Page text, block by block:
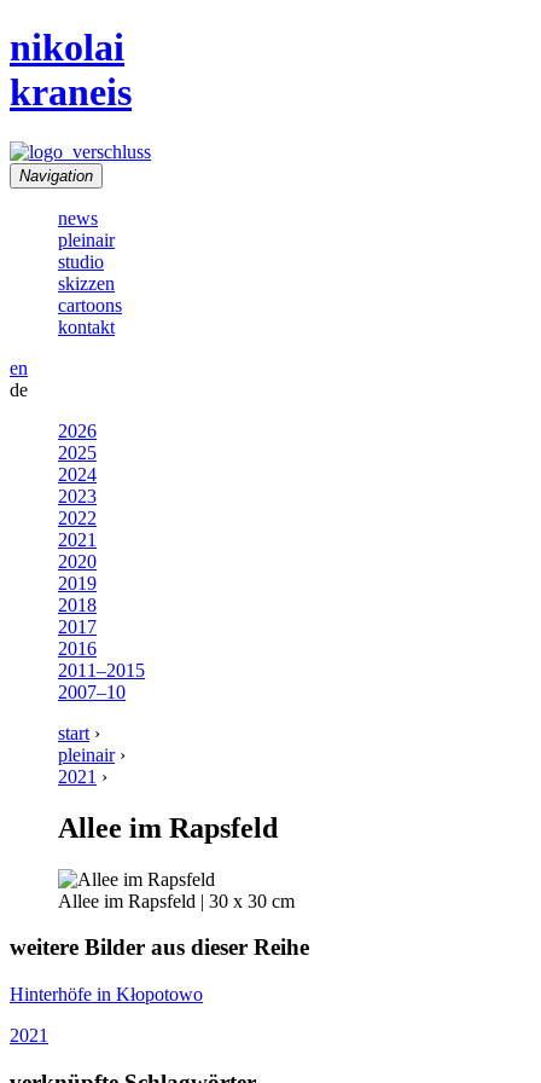
nikolai
kraneis
Navigation
news
pleinair
studio
skizzen
cartoons
kontakt
en
de
2026
2025
2024
2023
2022
2021
2020
2019
2018
2017
2016
2011–2015
2007–10
start ›
pleinair›
2021 ›
Allee im Rapsfeld
Allee im Rapsfeld | 30 x 30 cm
weitere Bilder aus dieser Reihe
Hinterhöfe in Kłopotowo
2021